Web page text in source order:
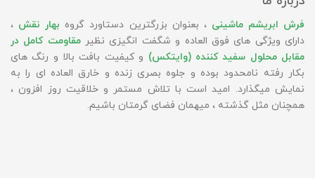
فرش ابریشم ماشینی ، بعنوان بزرگترین دستاورد گروه بهار نقش ،
دارای ویژگی های فوق العاده و شگفت انگیزی نظیرمقاومت کامل در
مقابل محلول سفید کننده (وایتکس) و کیفیت بافت بالا و رنگ های
بکار رفته نامحدود بوده و جلوه بصری زنده و خارق العاده ای را به
نمایش میگذارد. امید است با تلاش مستمر و خلاقیت روز افزون ،
همچنان مثل گذشته ، میهمان فضای گرمتان باشیم.